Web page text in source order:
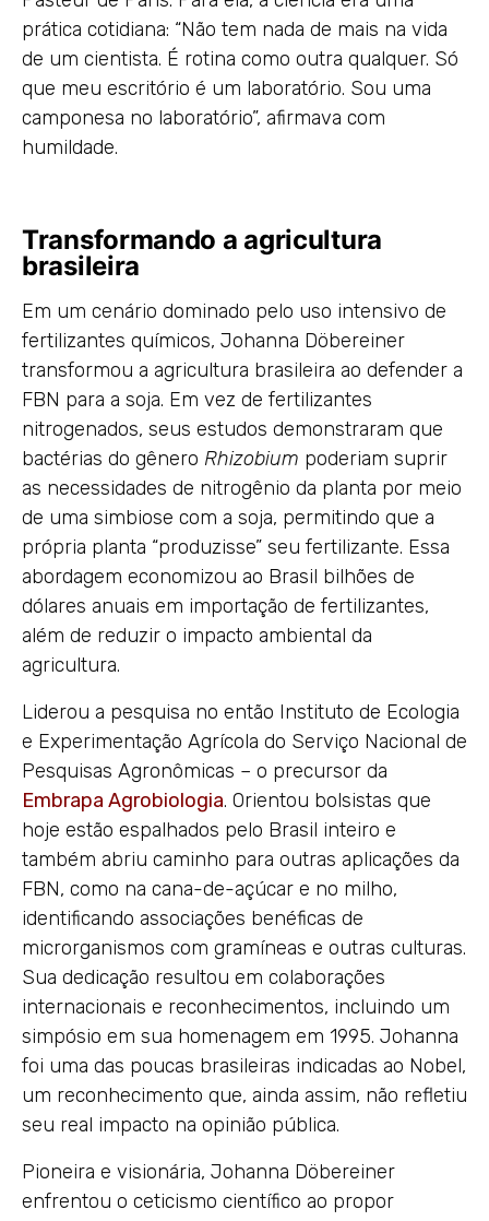
prática cotidiana: “Não tem nada de mais na vida
de um cientista. É rotina como outra qualquer. Só
que meu escritório é um laboratório. Sou uma
camponesa no laboratório”, afirmava com
humildade.
Transformando a agricultura
brasileira
Em um cenário dominado pelo uso intensivo de
fertilizantes químicos, Johanna Döbereiner
transformou a agricultura brasileira ao defender a
FBN para a soja. Em vez de fertilizantes
nitrogenados, seus estudos demonstraram que
bactérias do gênero Rhizobium poderiam suprir
as necessidades de nitrogênio da planta por meio
de uma simbiose com a soja, permitindo que a
própria planta “produzisse” seu fertilizante. Essa
abordagem economizou ao Brasil bilhões de
dólares anuais em importação de fertilizantes,
além de reduzir o impacto ambiental da
agricultura.
Liderou a pesquisa no então Instituto de Ecologia
e Experimentação Agrícola do Serviço Nacional de
Pesquisas Agronômicas – o precursor da
Embrapa Agrobiologia. Orientou bolsistas que
hoje estão espalhados pelo Brasil inteiro e
também abriu caminho para outras aplicações da
FBN, como na cana-de-açúcar e no milho,
identificando associações benéficas de
microrganismos com gramíneas e outras culturas.
Sua dedicação resultou em colaborações
internacionais e reconhecimentos, incluindo um
simpósio em sua homenagem em 1995. Johanna
foi uma das poucas brasileiras indicadas ao Nobel,
um reconhecimento que, ainda assim, não refletiu
seu real impacto na opinião pública.
Pioneira e visionária, Johanna Döbereiner
enfrentou o ceticismo científico ao propor